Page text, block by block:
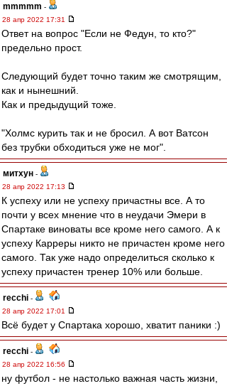
mmmmm -
28 апр 2022 17:31
Ответ на вопрос "Если не Федун, то кто?"
предельно прост.
Следующий будет точно таким же смотрящим,
как и нынешний.
Как и предыдущий тоже.
"Холмс курить так и не бросил. А вот Ватсон
без трубки обходиться уже не мог".
митхун -
28 апр 2022 17:13
К успеху или не успеху причастны все. А то
почти у всех мнение что в неудачи Эмери в
Спартаке виноваты все кроме него самого. А к
успеху Карреры никто не причастен кроме него
самого. Так уже надо определиться сколько к
успеху причастен тренер 10% или больше.
recchi -
28 апр 2022 17:01
Всё будет у Спартака хорошо, хватит паники :)
recchi -
28 апр 2022 16:56
ну футбол - не настолько важная часть жизни,